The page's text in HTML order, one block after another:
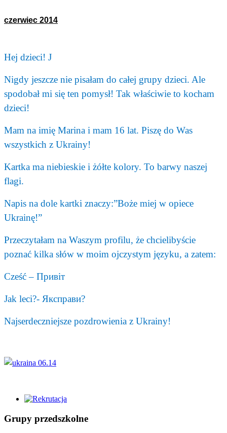
czerwiec 2014
Hej dzieci! J
Nigdy jeszcze nie pisałam do całej grupy dzieci. Ale
spodobał mi się ten pomysł! Tak właściwie to kocham
dzieci!
Mam na imię Marina i mam 16 lat. Piszę do Was
wszystkich z Ukrainy!
Kartka ma niebieskie i żółte kolory. To barwy naszej
flagi.
Napis na dole kartki znaczy:”Boże miej w opiece
Ukrainę!”
Przeczytałam na Waszym profilu, że chcielibyście
poznać kilka słów w moim ojczystym języku, a zatem:
Cześć – Привіт
Jak leci?- Яксправи?
Najserdeczniejsze pozdrowienia z Ukrainy!
Grupy przedszkolne